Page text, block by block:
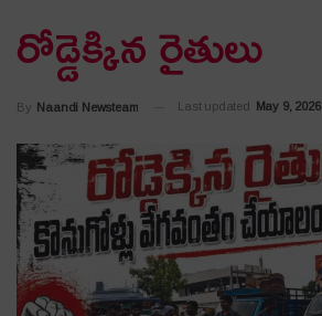
రోడ్డెక్కిన రైతులు
By Naandi Newsteam Last updated May 9, 2026